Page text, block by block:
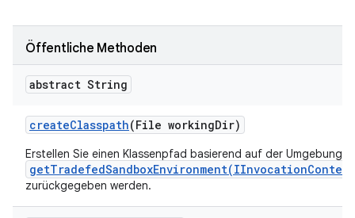
Öffentliche Methoden
abstract String
createClasspath(File workingDir)
Erstellen Sie einen Klassenpfad basierend auf der Umgebung
zurückgegeben werden.